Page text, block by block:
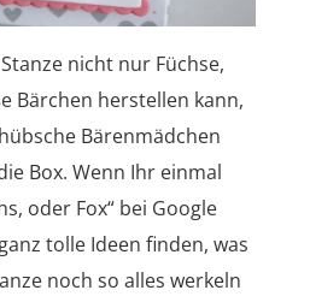
nicht nur Füchse,
Bärchen herstellen kann,
Bärenmädchen
Box. Wenn Ihr einmal
oder Fox“ bei Google
tolle Ideen finden, was
noch so alles werkeln